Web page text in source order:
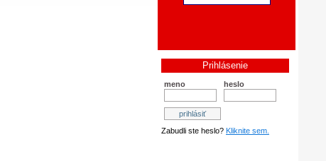
Prihlásenie
meno heslo
Zabudli ste heslo? Kliknite sem.